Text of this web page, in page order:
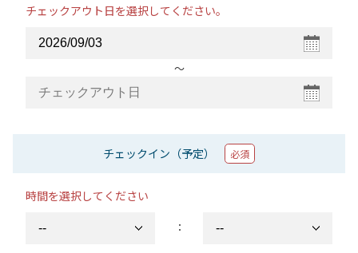
チェックアウト日を選択してください。
〜
チェックイン（予定） 必須
時間を選択してください
：